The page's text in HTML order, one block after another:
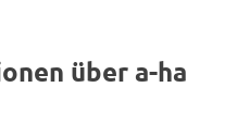
über a-ha